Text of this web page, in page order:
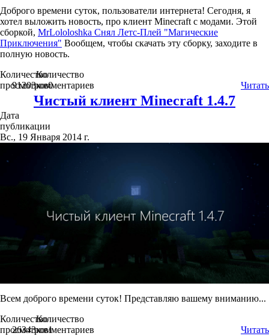
Доброго времени суток, пользователи интернета! Сегодня, я
хотел выложить новость, про клиент Minecraft c модами. Этой
сборкой, MrLololoshka Снял Летс-Плей "Магические
Приключения" Вообщем, чтобы скачать эту сборку, заходите в
полную новость.
Количество
просмотров
91203
Количество
комментариев
0 Читать
Чистый клиент Minecraft 1.4.7
Дата
публикации
Вс., 19 Января 2014 г.
Всем доброго времени суток! Представляю вашему вниманию...
Количество
просмотров
26343
Количество
комментариев
1 Читать